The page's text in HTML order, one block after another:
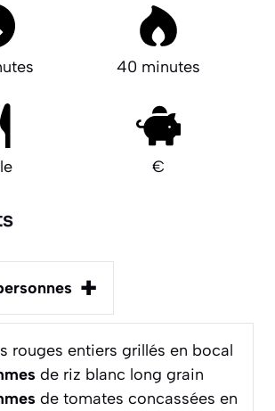
40 minutes
€
+
rouges entiers grillés en bocal
de riz blanc long grain
de tomates concassées en